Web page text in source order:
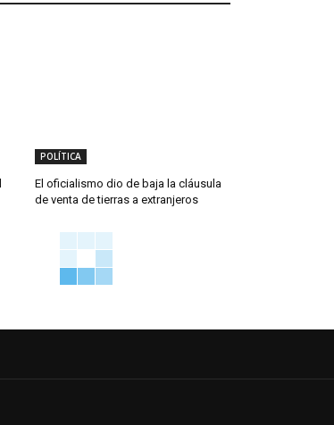
POLÍTICA
El oficialismo dio de baja la cláusula
de venta de tierras a extranjeros